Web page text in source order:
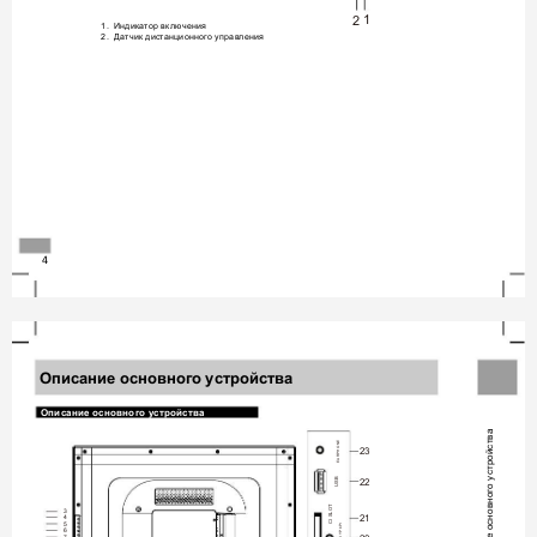
2 1
1.  Индикатор включения
2.  Датчик дистанционного управления
4
Описание основного устройства
Описание основного устройства
23
EARPHONE
USB 22
3
4
CI SLOT 21
5
6
Описание основного устройства